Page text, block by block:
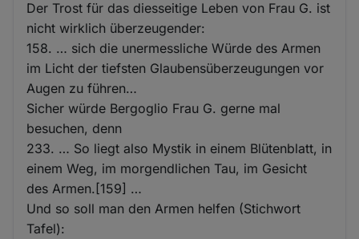
Der Trost für das diesseitige Leben von Frau G. ist
nicht wirklich überzeugender:
158. … sich die unermessliche Würde des Armen
im Licht der tiefsten Glaubensüberzeugungen vor
Augen zu führen…
Sicher würde Bergoglio Frau G. gerne mal
besuchen, denn
233. … So liegt also Mystik in einem Blütenblatt, in
einem Weg, im morgendlichen Tau, im Gesicht
des Armen.[159] …
Und so soll man den Armen helfen (Stichwort
Tafel):